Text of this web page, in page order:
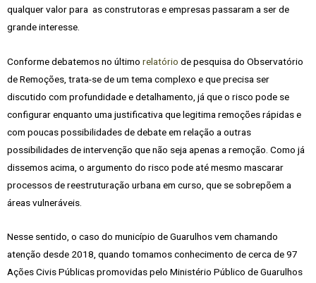
qualquer valor para as construtoras e empresas passaram a ser de
grande interesse.
Conforme debatemos no último relatório de pesquisa do Observatório
de Remoções, trata-se de um tema complexo e que precisa ser
discutido com profundidade e detalhamento, já que o risco pode se
configurar enquanto uma justificativa que legitima remoções rápidas e
com poucas possibilidades de debate em relação a outras
possibilidades de intervenção que não seja apenas a remoção. Como já
dissemos acima, o argumento do risco pode até mesmo mascarar
processos de reestruturação urbana em curso, que se sobrepõem a
áreas vulneráveis.
Nesse sentido, o caso do município de Guarulhos vem chamando
atenção desde 2018, quando tomamos conhecimento de cerca de 97
Ações Civis Públicas promovidas pelo Ministério Público de Guarulhos